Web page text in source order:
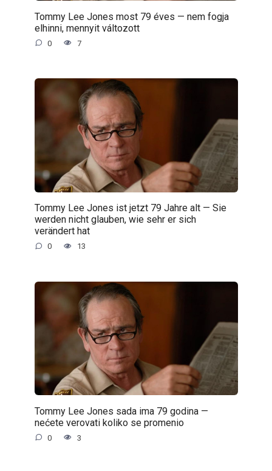
Tommy Lee Jones most 79 éves — nem fogja
elhinni, mennyit változott
0 7
Tommy Lee Jones ist jetzt 79 Jahre alt — Sie
werden nicht glauben, wie sehr er sich
verändert hat
0 13
Tommy Lee Jones sada ima 79 godina —
nećete verovati koliko se promenio
0 3